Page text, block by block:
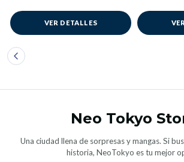
VER DETALLES
Neo Tokyo
Una ciudad llena de sorpresas y mangas. Si
historia, NeoTokyo es tu mejor